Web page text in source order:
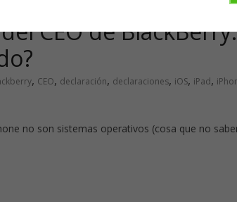
CEO de
, CEO, declaración, declaraciones, iOS, iPad,
no son sistemas operativos (cosa que no